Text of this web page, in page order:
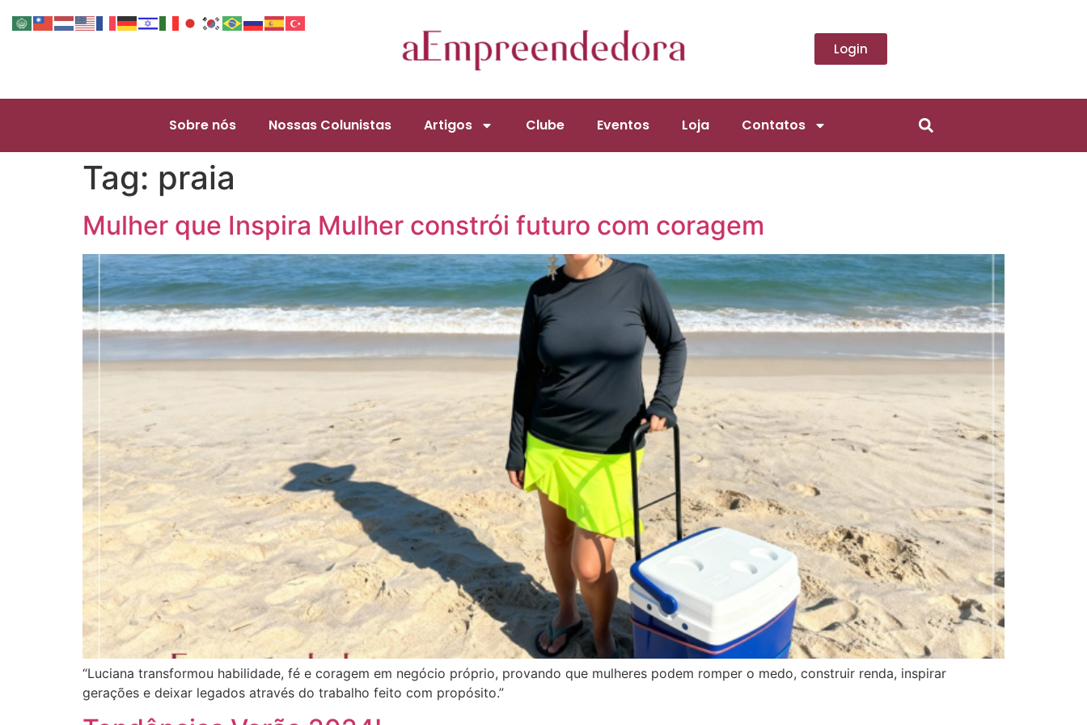
Login
Sobre nós Nossas Colunistas Artigos Clube Eventos Loja Contatos
Tag: praia
Mulher que Inspira Mulher constrói futuro com coragem
“Luciana transformou habilidade, fé e coragem em negócio próprio, provando que mulheres podem romper o medo, construir renda, inspirar
gerações e deixar legados através do trabalho feito com propósito.”